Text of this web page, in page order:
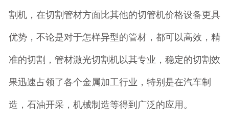
割机，在切割管材方面比其他的切管机价格设备更具
优势，不论是对于怎样异型的管材，都可以高效，精
准的切割，管材激光切割机以其专业，稳定的切割效
果迅速占领了各个金属加工行业，特别是在汽车制
造，石油开采，机械制造等得到广泛的应用。